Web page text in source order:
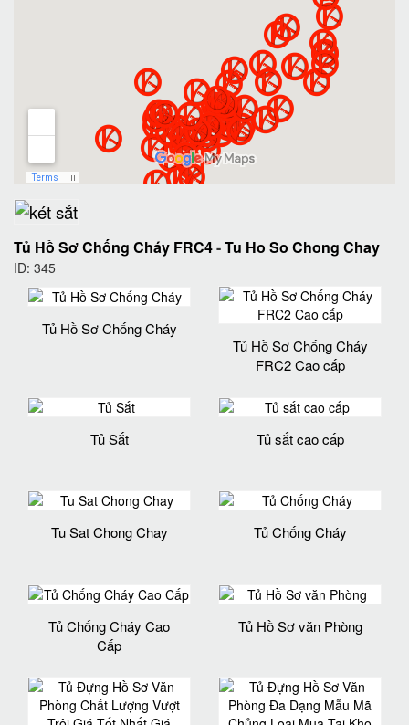
Tủ Hồ Sơ Chống Cháy FRC4-Tu Ho So Chong Chay
ID: 345
Tủ Hồ Sơ Chống Cháy
Tủ Hồ Sơ Chống Cháy
FRC2 Cao cấp
Tủ Sắt Tủ sắt cao cấp
Tu Sat Chong Chay Tủ Chống Cháy
Tủ Chống Cháy Cao
Cấp
Tủ Hồ Sơ văn Phòng